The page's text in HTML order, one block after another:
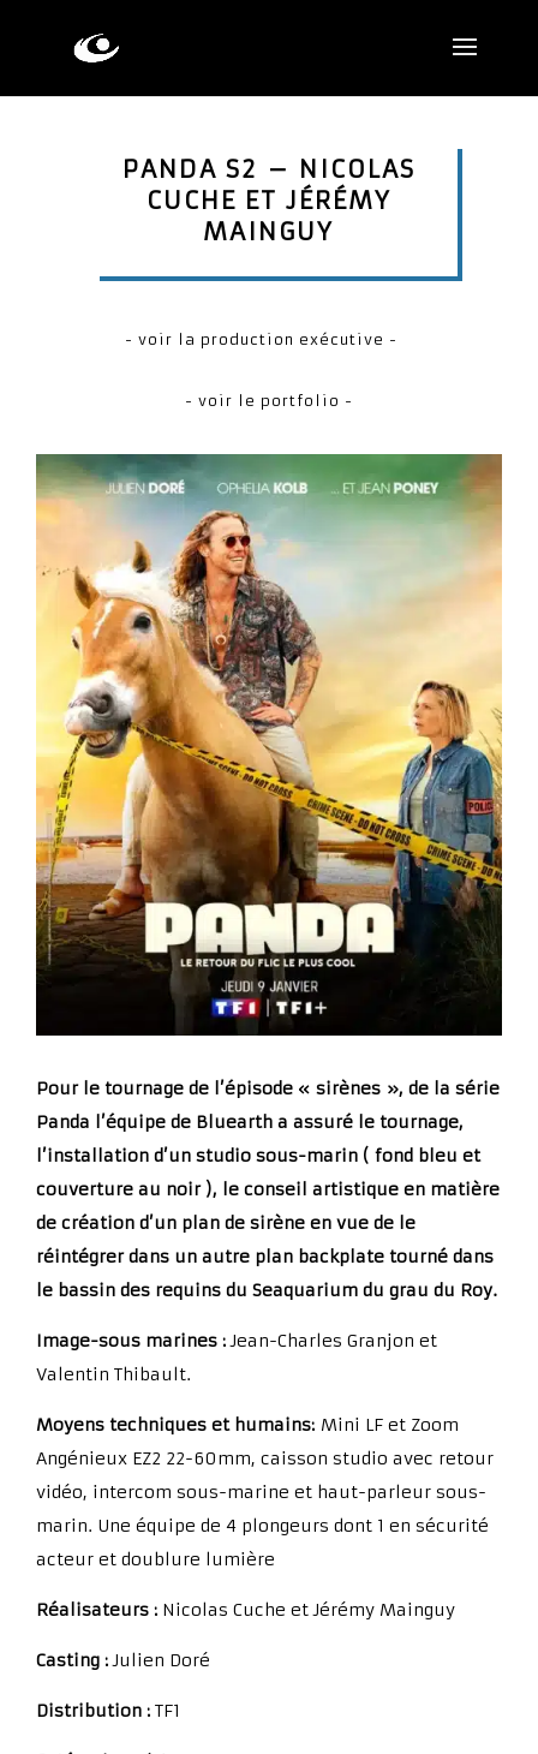
PANDA S2 – NICOLAS
CUCHE ET JÉRÉMY
MAINGUY
- voir la production exécutive -
- voir le portfolio -
Pour le tournage de l’épisode « sirènes », de la série
Panda l’équipe de Bluearth a assuré le tournage,
l’installation d’un studio sous-marin ( fond bleu et
couverture au noir ), le conseil artistique en matière
de création d’un plan de sirène en vue de le
réintégrer dans un autre plan backplate tourné dans
le bassin des requins du Seaquarium du grau du Roy.
Image-sous marines :Jean-Charles Granjon et
Valentin Thibault.
Moyens techniques et humains: Mini LF et Zoom
Angénieux EZ2 22-60mm, caisson studio avec retour
vidéo, intercom sous-marine et haut-parleur sous-
marin. Une équipe de 4 plongeurs dont 1 en sécurité
acteur et doublure lumière
Réalisateurs : Nicolas Cuche et Jérémy Mainguy
Casting :Julien Doré
Distribution : TF1